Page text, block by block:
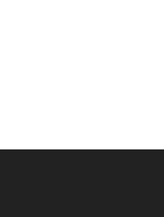
federais